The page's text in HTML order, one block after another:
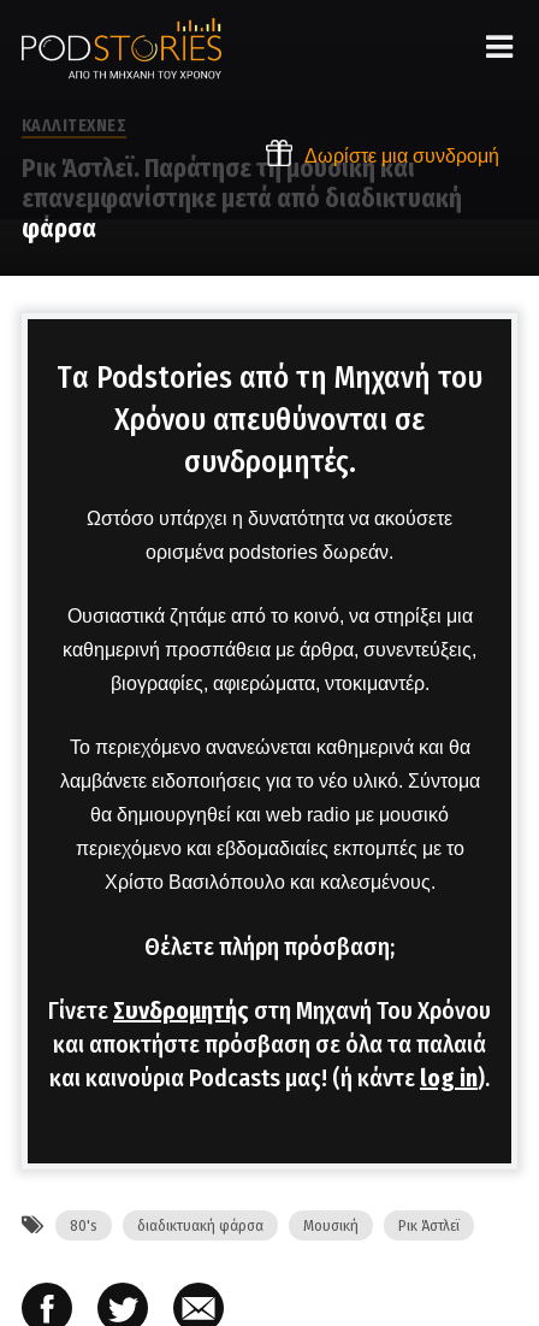
Δωρίστε μια συνδρομή
ΚΑΛΛΙΤΕΧΝΕΣ
Ρικ Άστλεϊ. Παράτησε τη μουσική και
επανεμφανίστηκε μετά από διαδικτυακή
φάρσα
Tα Podstories από τη Μηχανή του
Χρόνου απευθύνονται σε
συνδρομητές.
Ωστόσο υπάρχει η δυνατότητα να ακούσετε
ορισμένα podstories δωρεάν.
Ουσιαστικά ζητάμε από το κοινό, να στηρίξει μια
καθημερινή προσπάθεια με άρθρα, συνεντεύξεις,
βιογραφίες, αφιερώματα, ντοκιμαντέρ.
Το περιεχόμενο ανανεώνεται καθημερινά και θα
λαμβάνετε ειδοποιήσεις για το νέο υλικό. Σύντομα
θα δημιουργηθεί και web radio με μουσικό
περιεχόμενο και εβδομαδιαίες εκπομπές με το
Χρίστο Βασιλόπουλο και καλεσμένους.
Θέλετε πλήρη πρόσβαση;
Γίνετε Συνδρομητής στη Μηχανή Του Χρόνου
και αποκτήστε πρόσβαση σε όλα τα παλαιά
και καινούρια Podcasts μας! (ή κάντε log in).
80's διαδικτυακή φάρσα Μουσική Ρικ Άστλεϊ